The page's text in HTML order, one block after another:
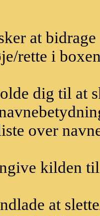
at
rette i
dig til at
over
kilden
at